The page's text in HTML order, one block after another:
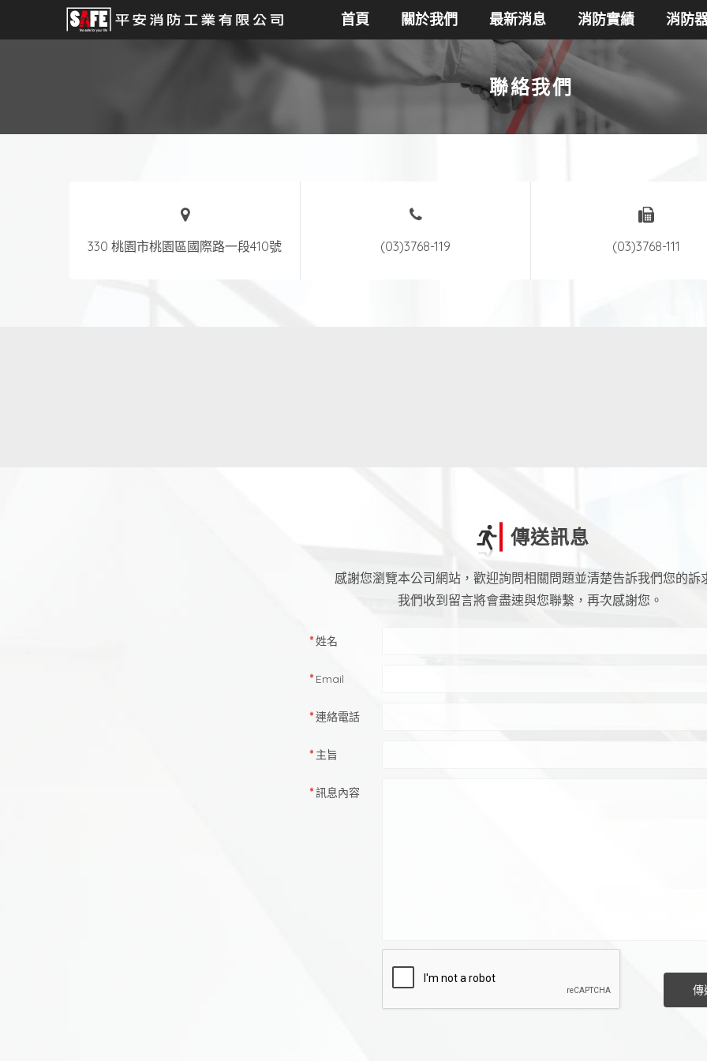
首頁 關於我們 最新消息 消防實績 消防
聯絡我們
330 桃園市桃園區國際路一段410號 (03)3768-119 (03)3768-111
傳送訊息
感謝您瀏覽本公司網站，歡迎詢問相關問題並清楚告訴我們您的訴
我們收到留言將會盡速與您聯繫，再次感謝您。
姓名
Email
連絡電話
主旨
訊息內容